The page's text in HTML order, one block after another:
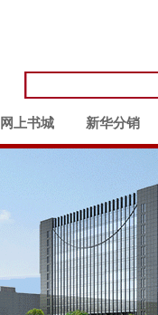
网上书城 新华分销